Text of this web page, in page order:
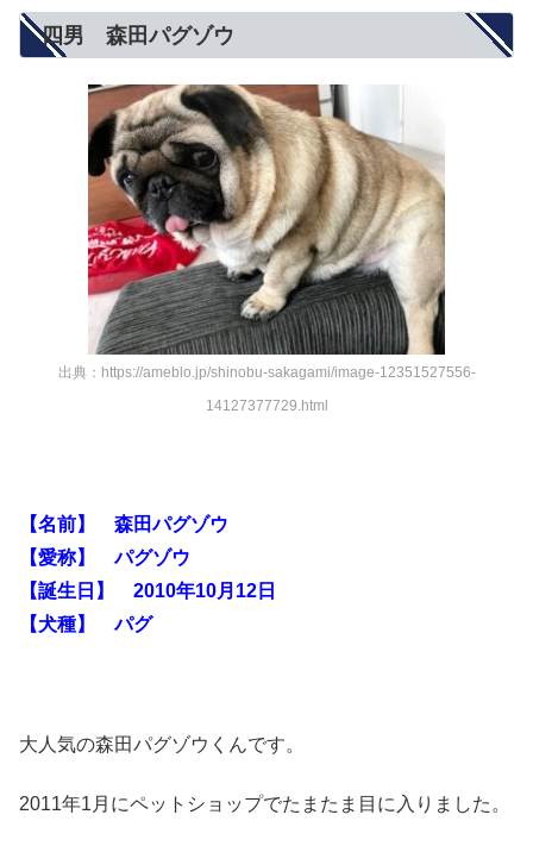
四男 森田パグゾウ
出典：https://ameblo.jp/shinobu-sakagami/image-12351527556-
14127377729.html
【名前】 森田パグゾウ
【愛称】 パグゾウ
【誕生日】 2010年10月12日
【犬種】 パグ
大人気の森田パグゾウくんです。
2011年1月にペットショップでたまたま目に入りました。